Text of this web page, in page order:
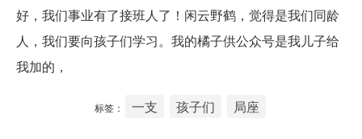
好，我们事业有了接班人了！闲云野鹤，觉得是我们同龄
人，我们要向孩子们学习。我的橘子供公众号是我儿子给
我加的，
标签： 一支 孩子们 局座